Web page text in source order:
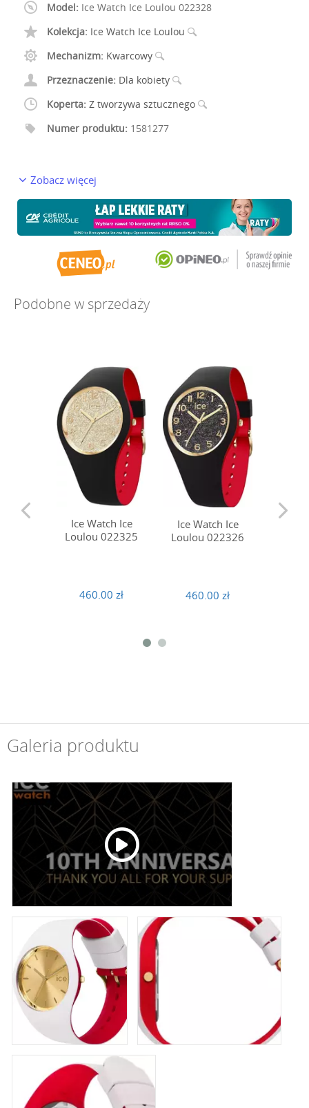
Model: Ice Watch Ice Loulou 022328
Kolekcja: Ice Watch Ice Loulou
Mechanizm: Kwarcowy
Przeznaczenie: Dla kobiety
Koperta: Z tworzywa sztucznego
Numer produktu: 1581277
Zobacz więcej
Podobne w sprzedaży
Ice Watch Ice
Loulou 022325
460.00 zł
Ice Watch Ice
Loulou 022326
460.00 zł
Galeria produktu